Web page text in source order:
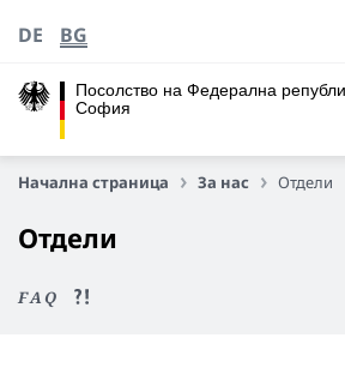
Посолство на Федерална
София
DE BG
Начална страница За нас Отдели
Отдели
FAQ